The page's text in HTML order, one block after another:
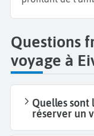
Questions
voyage à
Quelles sont
réserver un